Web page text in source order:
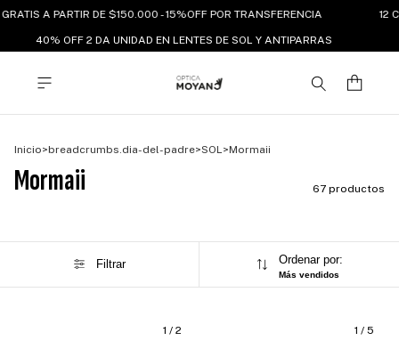
A PARTIR DE $150.000 - 15%OFF POR TRANSFERENCIA 12
40% OFF 2 DA UNIDAD EN LENTES DE SOL Y ANTIPARRAS
Inicio>breadcrumbs.dia-del-padre>SOL>Mormaii
Mormaii 67 productos
Filtrar Ordenar por:
Más vendidos
1 / 2 1 / 5